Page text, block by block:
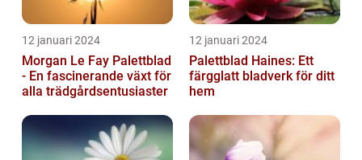
12 januari 2024
Morgan Le Fay Palettblad
- En fascinerande växt för
alla trädgårdsentusiaster
12 januari 2024
Palettblad Haines: Ett
färgglatt bladverk för ditt
hem